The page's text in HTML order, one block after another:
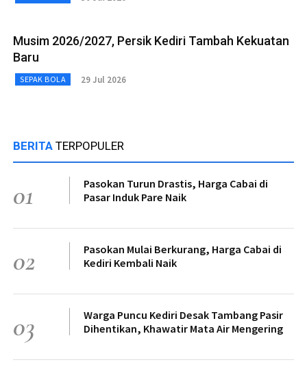
Musim 2026/2027, Persik Kediri Tambah Kekuatan
Baru
SEPAK BOLA 29 Jul 2026
BERITA TERPOPULER
01
Pasokan Turun Drastis, Harga Cabai di
Pasar Induk Pare Naik
02
Pasokan Mulai Berkurang, Harga Cabai di
Kediri Kembali Naik
03
Warga Puncu Kediri Desak Tambang Pasir
Dihentikan, Khawatir Mata Air Mengering